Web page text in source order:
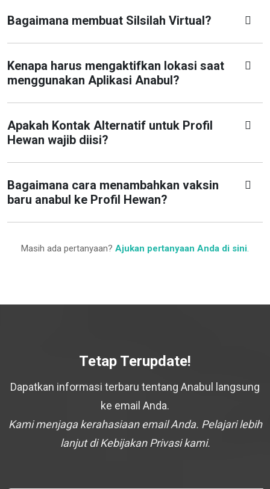
Bagaimana membuat Silsilah Virtual?
Kenapa harus mengaktifkan lokasi saat
menggunakan Aplikasi Anabul?
Apakah Kontak Alternatif untuk Profil
Hewan wajib diisi?
Bagaimana cara menambahkan vaksin
baru anabul ke Profil Hewan?
Masih ada pertanyaan? Ajukan pertanyaan Anda di sini.
Tetap Terupdate!
Dapatkan informasi terbaru tentang Anabul langsung
ke email Anda.
Kami menjaga kerahasiaan email Anda. Pelajari lebih
lanjut di Kebijakan Privasi kami.